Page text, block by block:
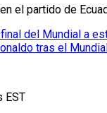
el partido de
del Mundial a
tras el
EST